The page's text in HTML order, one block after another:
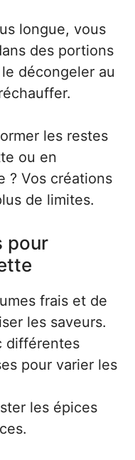
longue, vous
des portions
décongeler au
les restes
ou en
? Vos créations
de limites.
pour
frais et de
les saveurs.
différentes
pour varier les
les épices